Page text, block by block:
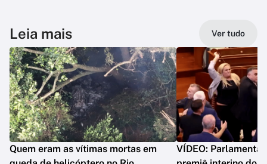
Leia mais Ver tudo
Quem eram as vítimas mortas em
VÍDEO: